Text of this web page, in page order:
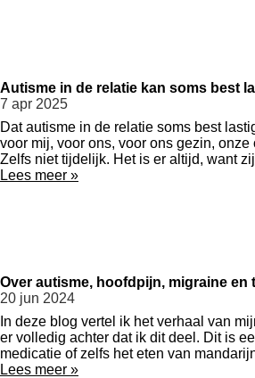
Autisme in de relatie kan soms best
7 apr 2025
Dat autisme in de relatie soms best
voor mij, voor ons, voor ons gezin,
Zelfs niet tijdelijk. Het is er altijd, want
Lees meer »
Over autisme, hoofdpijn, migraine en
20 jun 2024
In deze blog vertel ik het verhaal van
er volledig achter dat ik dit deel. Dit is
medicatie of zelfs het eten van
Lees meer »